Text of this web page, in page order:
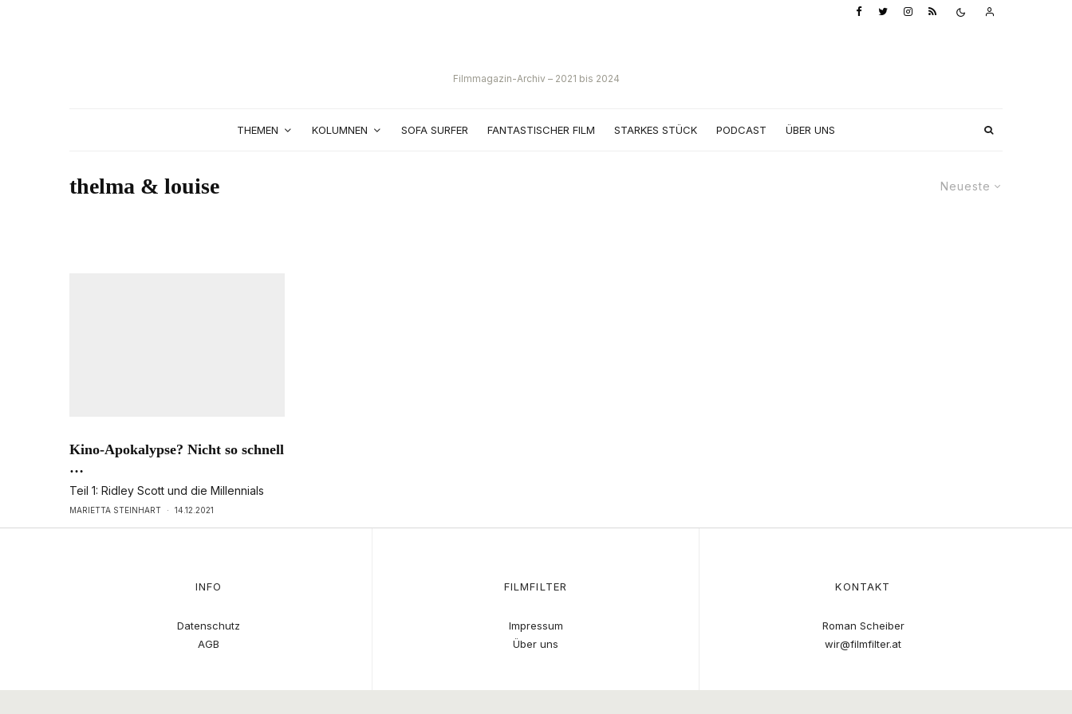
Filmmagazin-Archiv – 2021 bis 2024
THEMEN KOLUMNEN SOFA SURFER FANTASTISCHER FILM STARKES STÜCK PODCAST ÜBER UNS
Neueste
thelma & louise
Kino-Apokalypse? Nicht so schnell
…
Teil 1: Ridley Scott und die Millennials
MARIETTA STEINHART · 14.12.2021
INFO
Datenschutz
AGB
FILMFILTER
Impressum
Über uns
KONTAKT
Roman Scheiber
wir@filmfilter.at